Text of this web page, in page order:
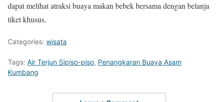
dapat melihat atraksi buaya makan bebek bersama dengan belanja
tiket khusus.
Categories: wisata
Tags: Air Terjun Sipiso-piso, Penangkaran Buaya Asam
Kumbang